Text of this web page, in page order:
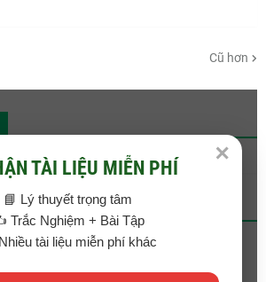
Cũ hơn
✕
TÀI LIỆU MIỄN PHÍ
📘 Lý thuyết trọng tâm
Trắc Nghiệm + Bài Tập
tài liệu miễn phí khác